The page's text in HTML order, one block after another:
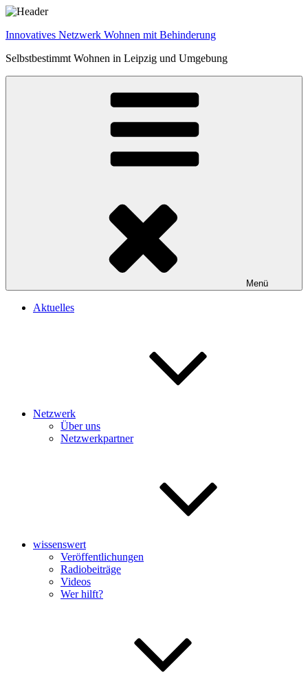
Zum
springen
Innovatives Netzwerk Wohnen mit Behinderung
Selbstbestimmt Wohnen in Leipzig und Umgebung
Menü
Aktuelles
Netzwerk
Über uns
Netzwerkpartner
wissenswert
Veröffentlichungen
Radiobeiträge
Videos
Wer hilft?